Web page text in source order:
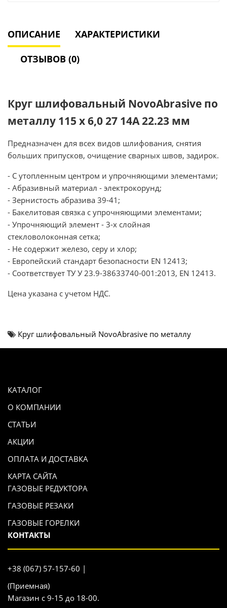
ОПИСАНИЕ ХАРАКТЕРИСТИКИ
ОТЗЫВОВ (0)
Круг шлифовальный NovoAbrasive по
металлу 115 х 6,0 27 14А 22.23 мм
Предназначен для всех видов шлифования, снятия
больших припусков, очищение сварных швов, задирок.
- С утопленным центром и упрочняющими элементами;
- Абразивный материал - электрокорунд;
- Зернистость абразива 39-41;
- Бакелитовая связка с упрочняющими элементами;
- Упрочняющий элемент - 3-х слойная
стекловолоконная сетка;
- Не содержит железо, серу и хлор;
- Европейский стандарт безопасности EN 12413;
- Соответствует ТУ У 23.9-38633740-001:2013, EN 12413.
Цена указана с учетом НДС.
Круг шлифовальный NovoAbrasive по металлу
КАТАЛОГ
О КОМПАНИИ
СТАТЬИ
АКЦИИ
ОПЛАТА И ДОСТАВКА
КАРТА САЙТА
ГАЗОВЫЕ РЕДУКТОРА
ГАЗОВЫЕ РЕЗАКИ
ГАЗОВЫЕ ГОРЕЛКИ
КОНТАКТЫ
+38 (067) 57-157-60 |
(Приемная)
Магазин с 9-15 до 18-00.